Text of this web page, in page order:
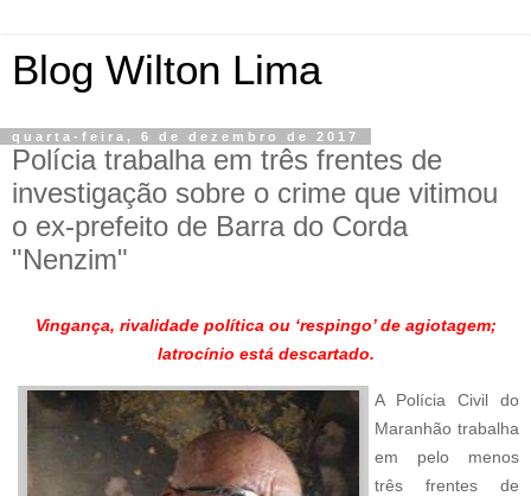
Blog Wilton Lima
quarta-feira, 6 de dezembro de 2017
Polícia trabalha em três frentes de
investigação sobre o crime que vitimou
o ex-prefeito de Barra do Corda
"Nenzim"
Vingança, rivalidade política ou ‘respingo’ de agiotagem;
latrocínio está descartado.
A Polícia Civil do
Maranhão trabalha
em pelo menos
três frentes de